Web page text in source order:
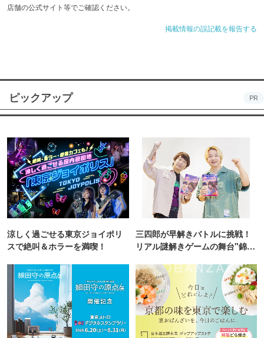
店舗の公式サイト等でご確認ください。
掲載情報の誤記載を報告する
ピックアップ PR
涼しく過ごせる東京ジョイポリ
スで絶叫＆ホラーを満喫！
三四郎が早解きバトルに挑戦！
リアル謎解きゲームの舞台"錦糸